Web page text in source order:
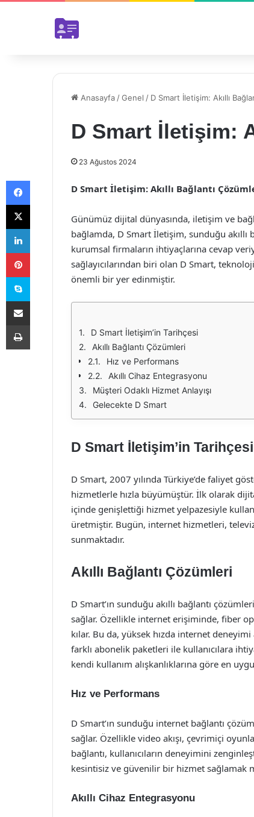
Anasayfa /Genel / D Smart İletişim: Akıllı
D Smart İletişim:
23 Ağustos 2024
D Smart İletişim: Akıllı Bağlantı
Günümüz dijital dünyasında, iletişim ve
bağlamda, D Smart İletişim, sunduğu akıllı
kurumsal firmaların ihtiyaçlarına cevap
sağlayıcılarından biri olan D Smart,
önemli bir yer edinmiştir.
D Smart İletişim’in Tarihçesi
Akıllı Bağlantı Çözümleri
Hız ve Performans
Akıllı Cihaz Entegrasyonu
Müşteri Odaklı Hizmet Anlayışı
Gelecekte D Smart
D Smart İletişim’in Tarihçesi
D Smart, 2007 yılında Türkiye’de faliyet
hizmetlerle hızla büyümüştür. İlk olarak
içinde genişlettiği hizmet yelpazesiyle
üretmiştir. Bugün, internet hizmetleri,
sunmaktadır.
Akıllı Bağlantı Çözümleri
D Smart’ın sunduğu akıllı bağlantı
sağlar. Özellikle internet erişiminde, fiber
kılar. Bu da, yüksek hızda internet
farklı abonelik paketleri ile kullanıcılara
kendi kullanım alışkanlıklarına göre en
Hız ve Performans
D Smart’ın sunduğu internet bağlantı
sağlar. Özellikle video akışı, çevrimiçi
bağlantı, kullanıcıların deneyimini
kesintisiz ve güvenilir bir hizmet sağlamak
Akıllı Cihaz Entegrasyonu
Facebook
X
LinkedIn
Pinterest
Skype
E-Posta ile paylaş